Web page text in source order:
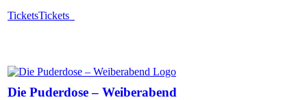
TicketsTickets
Die Puderdose – Weiberabend